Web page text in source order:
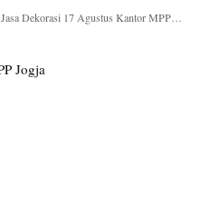
Dekorasi 17 Agustus Kantor MPP…